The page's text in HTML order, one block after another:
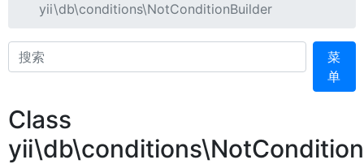
yii\db\conditions\NotConditionBuilder
Search
菜
单
Class